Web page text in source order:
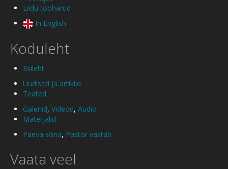
Liidu tööharud
In English
Koduleht
Esileht
Uudised ja artiklid
Teated
Galeriid, Videod, Audio
Materjalid
Päeva sõna, Pastor vastab
Vaata veel